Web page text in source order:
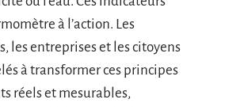
à l’action. Les
les entreprises et les citoyens
à transformer ces principes
réels et mesurables,